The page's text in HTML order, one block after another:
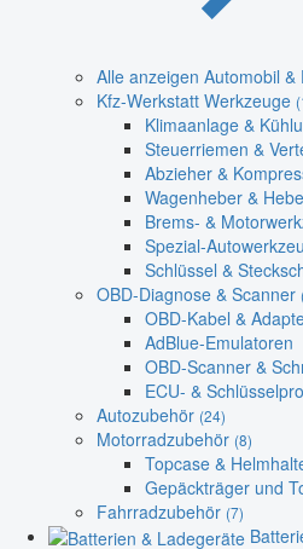
Alle anzeigen Automobil &
Kfz-Werkstatt Werkzeuge
Klimaanlage &
Steuerriemen &
Abzieher &
Wagenheber &
Brems- &
Spezial-
Schlüssel &
OBD-Diagnose & Scanner
OBD-Kabel &
AdBlue-Emulatoren
OBD-Scanner &
ECU- &
Autozubehör (24)
Motorradzubehör (8)
Topcase &
Gepäckträger und
Fahrradzubehör (7)